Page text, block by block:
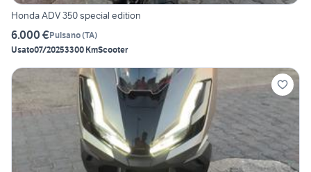
Honda ADV 350 special edition
6.000 €Pulsano(TA)
Usato07/20253300 KmScooter